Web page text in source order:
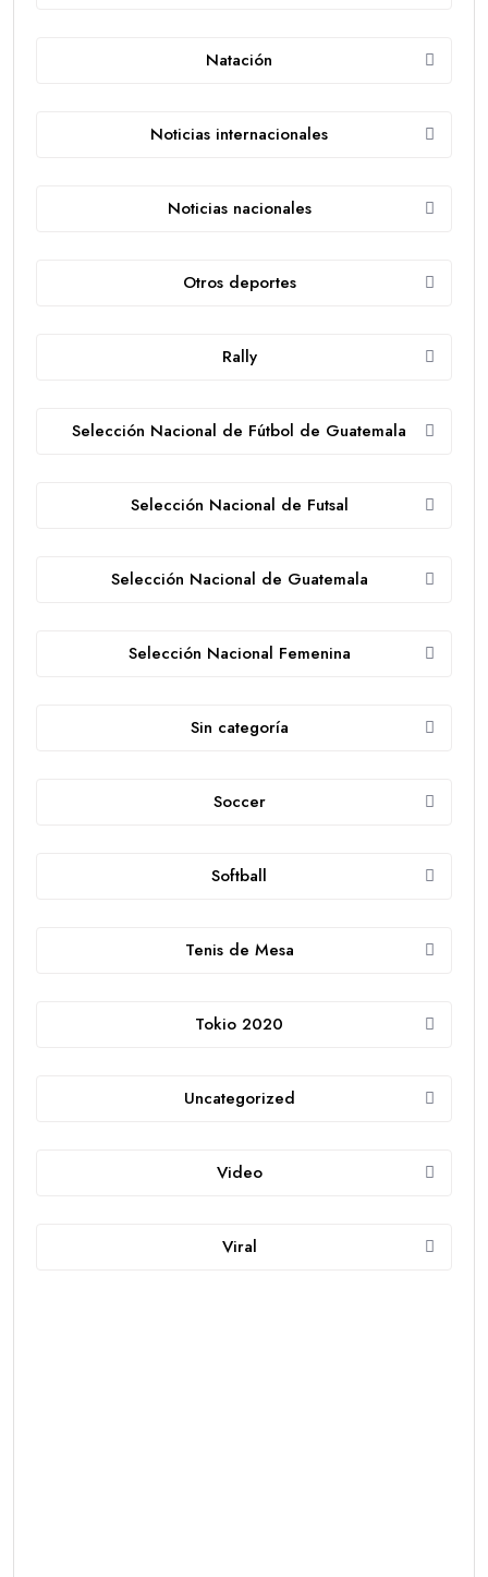
Natación
Noticias internacionales
Noticias nacionales
Otros deportes
Rally
Selección Nacional de Fútbol de Guatemala
Selección Nacional de Futsal
Selección Nacional de Guatemala
Selección Nacional Femenina
Sin categoría
Soccer
Softball
Tenis de Mesa
Tokio 2020
Uncategorized
Video
Viral